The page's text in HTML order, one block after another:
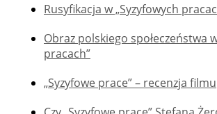
Rusyfikacja w „Syzyfowych
Obraz polskiego społeczeństwa
pracach”
„Syzyfowe prace” – recenzja filmu